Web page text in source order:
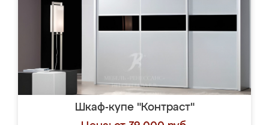
Шкаф-купе "Контраст"